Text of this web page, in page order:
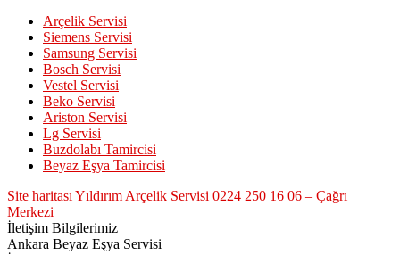
Arçelik Servisi
Siemens Servisi
Samsung Servisi
Bosch Servisi
Vestel Servisi
Beko Servisi
Ariston Servisi
Lg Servisi
Buzdolabı Tamircisi
Beyaz Eşya Tamircisi
Site haritası Yıldırım Arçelik Servisi 0224 250 16 06 – Çağrı
Merkezi
İletişim Bilgilerimiz
Ankara Beyaz Eşya Servisi